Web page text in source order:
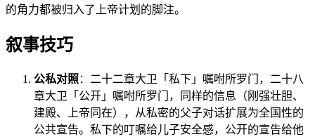
的角力都被归入了上帝计划的脚注。
叙事技巧
公私对照：二十二章大卫「私下」嘱咐所罗门，二十八
章大卫「公开」嘱咐所罗门，同样的信息（刚强壮胆、
建殿、上帝同在），从私密的父子对话扩展为全国性的
公共宣告。私下的叮嘱给儿子安全感，公开的宣告给他